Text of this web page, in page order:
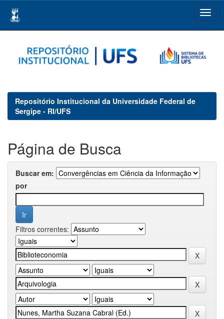
navigation
Repositório Institucional da Universidade Federal de
Sergipe - RI/UFS
Página de Busca
Buscar em:
por
Filtros correntes: